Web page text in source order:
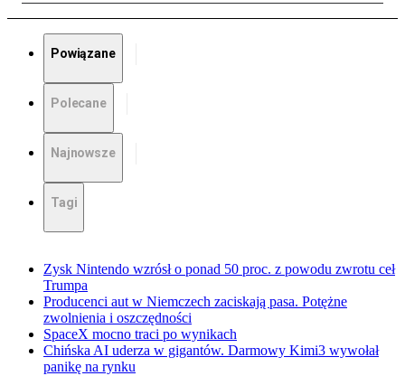
Powiązane
Polecane
Najnowsze
Tagi
Zysk Nintendo wzrósł o ponad 50 proc. z powodu zwrotu ceł
Trumpa
Producenci aut w Niemczech zaciskają pasa. Potężne
zwolnienia i oszczędności
SpaceX mocno traci po wynikach
Chińska AI uderza w gigantów. Darmowy Kimi3 wywołał
panikę na rynku